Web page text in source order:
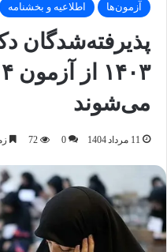
آزمون‌ها اطلاعیه و بخشنامه‌
پذیرفته‌شدگان
می‌شوند
11 مرداد 1404 0
72